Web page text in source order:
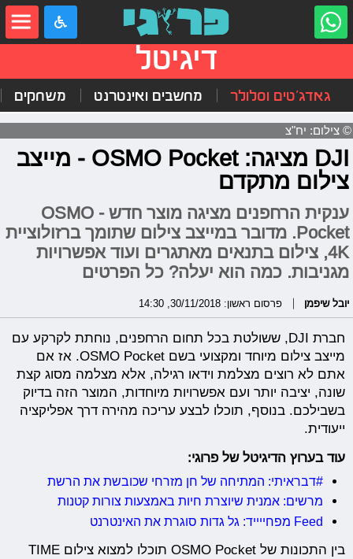
דיגיטל
גאדג'טים וסלולר מחשבים ואינטרנט משחקים
© צילום: יח"צ
DJI מציגה: OSMO Pocket - מייצב
צילום מתקדם
ענקית הרחפנים מציגה מוצר חדש - OSMO
Pocket. מדובר במייצב צילום שתומך ברזולוציית
4K, צילום בתנאים מאתגרים ועוד אפשרויות
מגניבות. כמה הוא יעלה? כל הפרטים
יובל שיפמן פרסום ראשון: 30/11/2018, 14:30
חברת DJI, ששולטת בכל תחום הרחפנים, נוחתת לקרקע עם
מייצב צילום מיוחד ומקצועי בשם OSMO Pocket. אז אם
אתם לא רוצים מצלמת וידאו רגילה, אלא מצלמה מסוג קצת
שונה, יציבה יותר ועם אפשרויות מיוחדות, המוצר הזה בדיוק
בשבילכם. בנוסף, תוכלו לבצע עריכה מהירה דרך אפליקציה
ייעודית.
עוד בערוץ הדיגיטל של פרוגי:
#דבראיתי: המתיחה של חן מזרחי שכובשת את הרשת
מרשים: אמנית שיוצרת חיות באמצעות צורות קטנות
Feed מפחייייד: גל גדות סוגרת את האינטרנט
בין התכונות של OSMO Pocket תוכלו למצוא צילום TIME